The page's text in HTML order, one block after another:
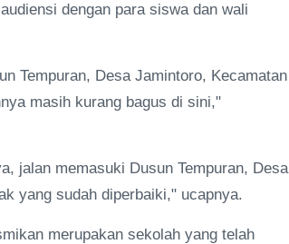
dengan para siswa dan wali
Tempuran, Desa Jamintoro, Kecamatan
masih kurang bagus di sini,"
jalan memasuki Dusun Tempuran, Desa
yang sudah diperbaiki," ucapnya.
merupakan sekolah yang telah